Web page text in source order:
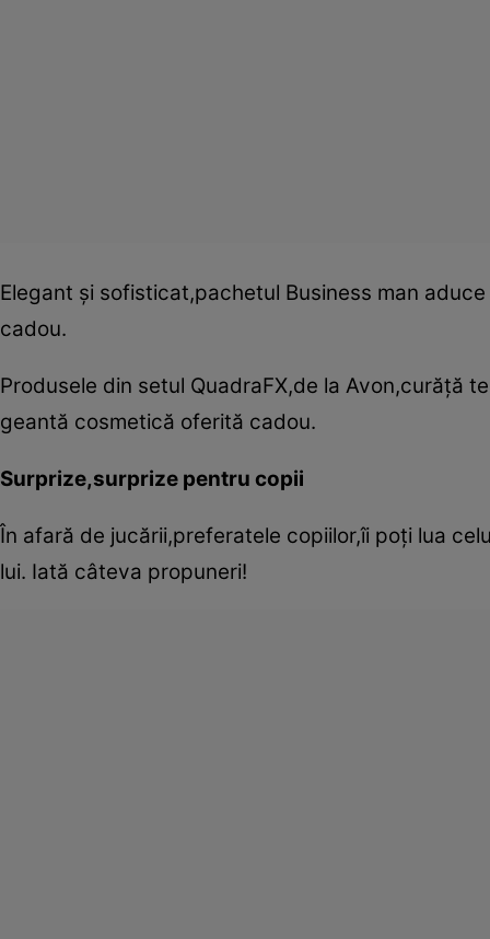
Elegant şi sofisticat,pachetul Business man
cadou.
Produsele din setul QuadraFX,de la Avon,curăţă
geantă cosmetică oferită cadou.
Surprize,surprize pentru copii
În afară de jucării,preferatele copiilor,îi poţi lua
lui. Iată câteva propuneri!